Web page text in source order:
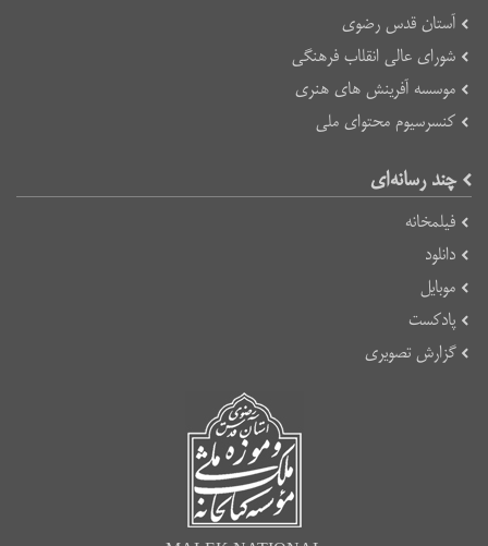
آستان قدس رضوی
شورای عالی انقلاب فرهنگی
موسسه آفرینش های هنری
کنسرسیوم محتوای ملی
چند رسانه‌ای
فیلمخانه
دانلود
موبایل
پادکست
گزارش تصویری